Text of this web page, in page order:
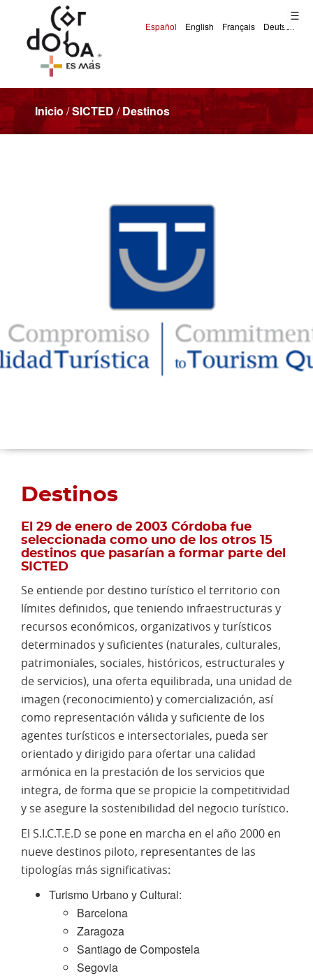
Inicio/SICTED/Destinos
Destinos
El 29 de enero de 2003 Córdoba fue
seleccionada como uno de los otros 15
destinos que pasarían a formar parte del
SICTED
Se entiende por destino turístico el territorio con
límites definidos, que teniendo infraestructuras y
recursos económicos, organizativos y turísticos
determinados y suficientes (naturales, culturales,
patrimoniales, sociales, históricos, estructurales y
de servicios), una oferta equilibrada, una unidad de
imagen (reconocimiento) y comercialización, así
como representación válida y suficiente de los
agentes turísticos e intersectoriales, pueda ser
orientado y dirigido para ofertar una calidad
armónica en la prestación de los servicios que
integra, de forma que se propicie la competitividad
y se asegure la sostenibilidad del negocio turístico.
El S.I.C.T.E.D se pone en marcha en el año 2000 en
nueve destinos piloto, representantes de las
tipologías más significativas:
Turismo Urbano y Cultural:
Barcelona
Zaragoza
Santiago de Compostela
Segovia